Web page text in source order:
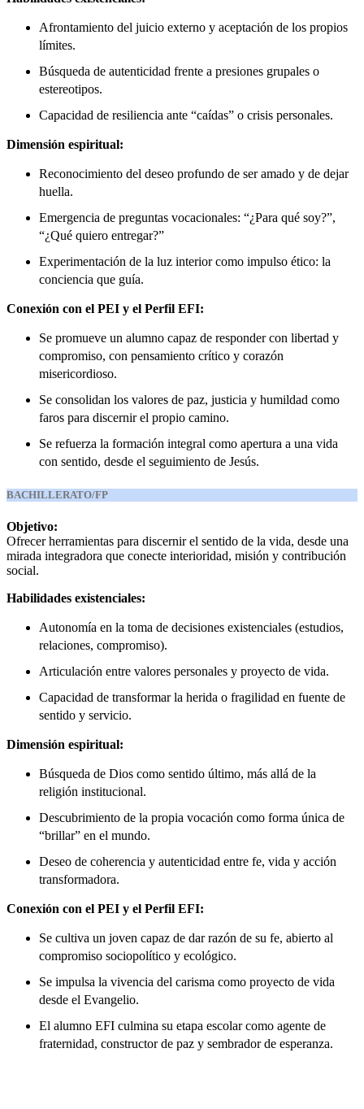
Afrontamiento del juicio externo y aceptación de los propios
límites.
Búsqueda de autenticidad frente a presiones grupales o
estereotipos.
Capacidad de resiliencia ante “caídas” o crisis personales.
Dimensión espiritual:
Reconocimiento del deseo profundo de ser amado y de dejar
huella.
Emergencia de preguntas vocacionales: “¿Para qué soy?”,
“¿Qué quiero entregar?”
Experimentación de la luz interior como impulso ético: la
conciencia que guía.
Conexión con el PEI y el Perfil EFI:
Se promueve un alumno capaz de responder con libertad y
compromiso, con pensamiento crítico y corazón
misericordioso.
Se consolidan los valores de paz, justicia y humildad como
faros para discernir el propio camino.
Se refuerza la formación integral como apertura a una vida
con sentido, desde el seguimiento de Jesús.
BACHILLERATO/FP
Objetivo:
Ofrecer herramientas para discernir el sentido de la vida, desde una
mirada integradora que conecte interioridad, misión y contribución
social.
Habilidades existenciales:
Autonomía en la toma de decisiones existenciales (estudios,
relaciones, compromiso).
Articulación entre valores personales y proyecto de vida.
Capacidad de transformar la herida o fragilidad en fuente de
sentido y servicio.
Dimensión espiritual:
Búsqueda de Dios como sentido último, más allá de la
religión institucional.
Descubrimiento de la propia vocación como forma única de
“brillar” en el mundo.
Deseo de coherencia y autenticidad entre fe, vida y acción
transformadora.
Conexión con el PEI y el Perfil EFI:
Se cultiva un joven capaz de dar razón de su fe, abierto al
compromiso sociopolítico y ecológico.
Se impulsa la vivencia del carisma como proyecto de vida
desde el Evangelio.
El alumno EFI culmina su etapa escolar como agente de
fraternidad, constructor de paz y sembrador de esperanza.